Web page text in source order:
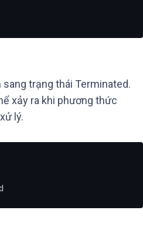
trạng thái Terminated.
xảy ra khi phương thức
lý.